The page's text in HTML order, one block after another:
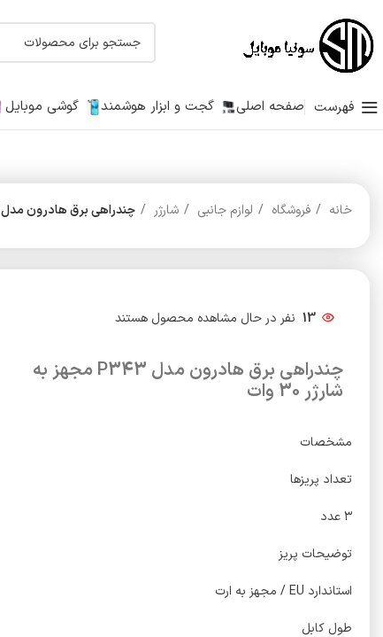
فهرست صفحه اصلی گجت و ابزار هوشمند گوشی موبایل
خانه فروشگاه لوازم جانبی شارژر چندراهی برق هادرون مدل P343 مجهز به شارژر 30 وات
13 نفر در حال مشاهده محصول هستند
چندراهی برق هادرون مدل P343 مجهز به
شارژر 30 وات
مشخصات
تعداد پریزها
۳ عدد
توضیحات پریز
استاندارد EU / مجهز به ارت
طول کابل